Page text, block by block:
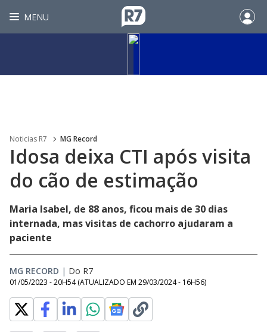
MENU
Noticias R7 MG Record
Idosa deixa CTI após visita
do cão de estimação
Maria Isabel, de 88 anos, ficou mais de 30 dias
internada, mas visitas de cachorro ajudaram a
paciente
MG RECORD | Do R7
01/05/2023 - 20H54 (ATUALIZADO EM 29/03/2024 - 16H56)